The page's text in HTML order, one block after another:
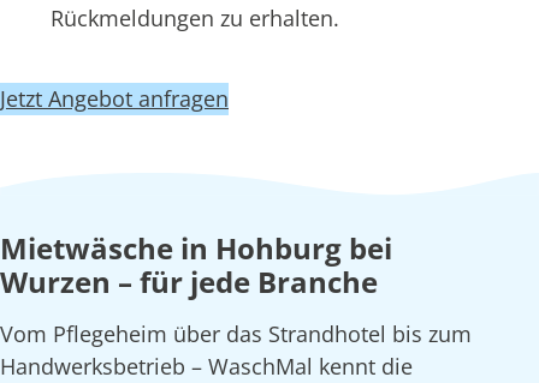
Rückmeldungen zu erhalten.
Jetzt Angebot anfragen
Mietwäsche in Hohburg bei
Wurzen – für jede Branche
Vom Pflegeheim über das Strandhotel bis zum
Handwerksbetrieb – WaschMal kennt die